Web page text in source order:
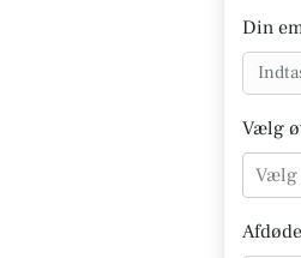
Din
Vælg
Vælg